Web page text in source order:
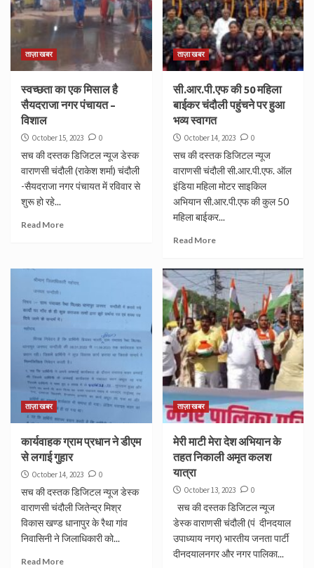
ताज़ा खबर
स्वच्छता का एक मिसाल है
सैयदराजा नगर पंचायत –
विशाल
October 15, 2023 0
सच की दस्तक डिजिटल न्यूज डेस्क
वाराणसी चंदौली (राकेश शर्मा) चंदौली
-सैयदराजा नगर पंचायत में रविवार से
शुरू हो रहे...
Read More
ताज़ा खबर
सी.आर.पी.एफ की 50 महिला
बाईकर चंदौली पहुंचने पर हुआ
भव्य स्वागत
October 14, 2023 0
सच की दस्तक डिजिटल न्यूज
वाराणसी चंदौली सी.आर.पी.एफ. ऑल
इंडिया महिला मोटर साइकिल
अभियान सी.आर.पी.एफ की कुल 50
महिला बाईकर...
Read More
ताज़ा खबर
कार्यवाहक ग्राम प्रधान ने डीएम
से लगाई गुहार
October 14, 2023 0
सच की दस्तक डिजिटल न्यूज डेस्क
वाराणसी चंदौली जितेन्द्र मिश्र
विकास खण्ड धानापुर के रैथा गांव
निवासिनी ने जिलाधिकारी को...
Read More
ताज़ा खबर
मेरी माटी मेरा देश अभियान के
तहत निकाली अमृत कलश
यात्रा
October 13, 2023 0
सच की दस्तक डिजिटल न्यूज
डेस्क वाराणसी चंदौली (पं दीनदयाल
उपाध्याय नगर) भारतीय जनता पार्टी
दीनदयालनगर और नगर पालिका...